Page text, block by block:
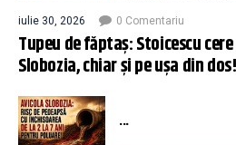
iulie 30, 2026 0 Comentariu
Tupeu de făptaș: Stoicescu
Slobozia, chiar și pe ușa din dos!
...